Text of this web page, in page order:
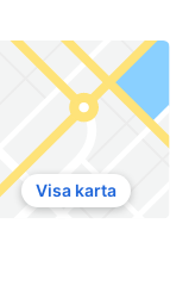
Visa karta